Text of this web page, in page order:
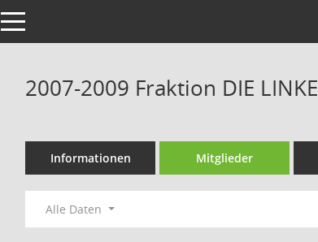
Toggle navigation
2007-2009 Fraktion DIE LINKE
Informationen Mitglieder
Alle Daten